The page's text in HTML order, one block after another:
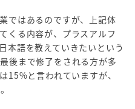
ではあるのですが、上記体
くる内容が、プラスアルフ
本語を教えていきたいという
後まで修了をされる方が多
15%と言われていますが、